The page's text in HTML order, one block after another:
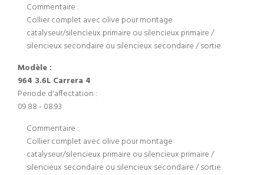
Commentaire :
Collier complet avec olive pour montage
catalyseur/silencieux primaire ou silencieux primaire /
silencieux secondaire ou silencieux secondaire / sortie
Modèle :
964 3.6L Carrera 4
Periode d'affectation :
09.88 - 08.93
Commentaire :
Collier complet avec olive pour montage
catalyseur/silencieux primaire ou silencieux primaire /
silencieux secondaire ou silencieux secondaire / sortie